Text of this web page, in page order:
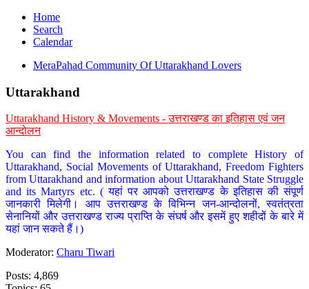
Home
Search
Calendar
MeraPahad Community Of Uttarakhand Lovers
Uttarakhand
Uttarakhand History & Movements - उत्तराखण्ड का इतिहास एवं जन
आन्दोलन
You can find the information related to complete History of
Uttarakhand, Social Movements of Uttarakhand, Freedom Fighters
from Uttarakhand and information about Uttarakhand State Struggle
and its Martyrs etc. ( यहां पर आपको उत्तराखण्ड के इतिहास की संपूर्ण
जानकारी मिलेगी। आप उत्तराखण्ड के विभिन्न जन-आन्दोलनों, स्वतंत्रता
सेनानियों और उत्तराखण्ड राज्य प्राप्ति के संघर्ष और इसमें हुए शहीदों के बारे में
यहां जान सकते हैं।)
Moderator: Charu Tiwari
Posts: 4,869